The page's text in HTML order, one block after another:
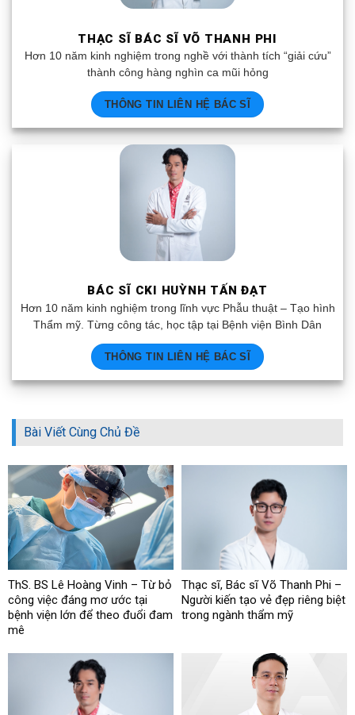
THẠC SĨ BÁC SĨ VÕ THANH PHI
Hơn 10 năm kinh nghiệm trong nghề với thành tích “giải cứu”
thành công hàng nghìn ca mũi hỏng
THÔNG TIN LIÊN HỆ BÁC SĨ
BÁC SĨ CKI HUỲNH TẤN ĐẠT
Hơn 10 năm kinh nghiệm trong lĩnh vực Phẫu thuật – Tạo hình
Thẩm mỹ. Từng công tác, học tập tại Bệnh viện Bình Dân
THÔNG TIN LIÊN HỆ BÁC SĨ
Bài Viết Cùng Chủ Đề
ThS. BS Lê Hoàng Vinh – Từ bỏ
công việc đáng mơ ước tại
bệnh viện lớn để theo đuổi đam
mê
Thạc sĩ, Bác sĩ Võ Thanh Phi –
Người kiến tạo vẻ đẹp riêng biệt
trong ngành thẩm mỹ